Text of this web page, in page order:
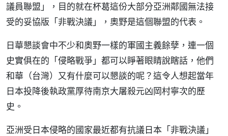
議員聯盟」，目的就在杯葛這份大部分亞洲鄰國無法接
受的妥協版「非戰決議」，奧野是這個聯盟的代表。
日華懇談會中不少和奧野一樣的軍國主義餘孽，連一個
史實俱在的「侵略戰爭」都可以睜著眼睛說瞎話，他們
和華（台灣）又有什麼可以懇談的呢？這令人想起當年
日本投降後執政黨厚待南京大屠殺元凶岡村寧次的歷
史。
亞洲受日本侵略的國家最近都有抗議日本「非戰決議」